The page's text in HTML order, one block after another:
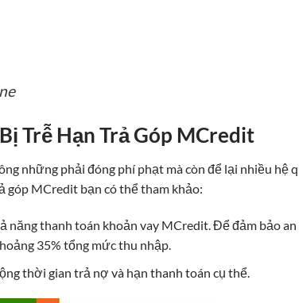
Trễ Hạn Trả Góp MCredit
những phải đóng phí phạt mà còn để lại nhiều hệ
góp MCredit bạn có thể tham khảo:
năng thanh toán khoản vay MCredit. Để đảm bảo an
35% tổng mức thu nhập.
thời gian trả nợ và hạn thanh toán cụ thể.